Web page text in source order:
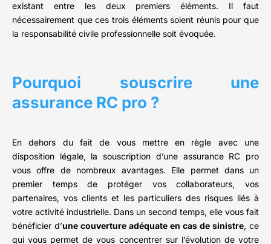
existant entre les deux premiers éléments. Il faut
nécessairement que ces trois éléments soient réunis pour que
la responsabilité civile professionnelle soit évoquée.
Pourquoi souscrire une
assurance RC pro ?
En dehors du fait de vous mettre en règle avec une
disposition légale, la souscription d’une assurance RC pro
vous offre de nombreux avantages. Elle permet dans un
premier temps de protéger vos collaborateurs, vos
partenaires, vos clients et les particuliers des risques liés à
votre activité industrielle. Dans un second temps, elle vous fait
bénéficier d’une couverture adéquate en cas de sinistre, ce
qui vous permet de vous concentrer sur l’évolution de votre